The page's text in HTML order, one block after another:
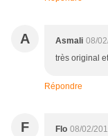
A Asmali 08/
très original
Répondre
F Flo 08/02/